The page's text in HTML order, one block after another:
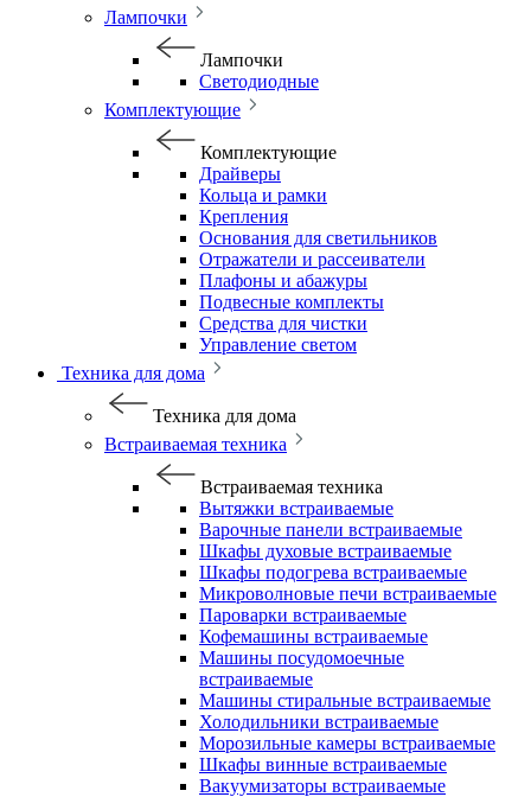
Лампочки
Лампочки
Светодиодные
Комплектующие
Комплектующие
Драйверы
Кольца и рамки
Крепления
Основания для светильников
Отражатели и рассеиватели
Плафоны и абажуры
Подвесные комплекты
Средства для чистки
Управление светом
Техника для дома
Техника для дома
Встраиваемая техника
Встраиваемая техника
Вытяжки встраиваемые
Варочные панели встраиваемые
Шкафы духовые встраиваемые
Шкафы подогрева встраиваемые
Микроволновые печи встраиваемые
Пароварки встраиваемые
Кофемашины встраиваемые
Машины посудомоечные
встраиваемые
Машины стиральные встраиваемые
Холодильники встраиваемые
Морозильные камеры встраиваемые
Шкафы винные встраиваемые
Вакуумизаторы встраиваемые